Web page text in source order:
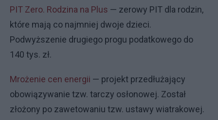
PIT Zero. Rodzina na Plus — zerowy PIT dla rodzin,
które mają co najmniej dwoje dzieci.
Podwyższenie drugiego progu podatkowego do
140 tys. zł.
Mrożenie cen energii — projekt przedłużający
obowiązywanie tzw. tarczy osłonowej. Został
złożony po zawetowaniu tzw. ustawy wiatrakowej.